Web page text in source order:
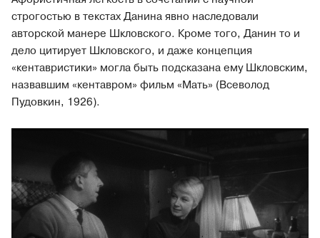
строгостью в текстах Данина явно наследовали
авторской манере Шкловского. Кроме того, Данин то и
дело цитирует Шкловского, и даже концепция
«кентавристики» могла быть подсказана ему Шкловским,
назвавшим «кентавром» фильм «Мать» (Всеволод
Пудовкин, 1926).